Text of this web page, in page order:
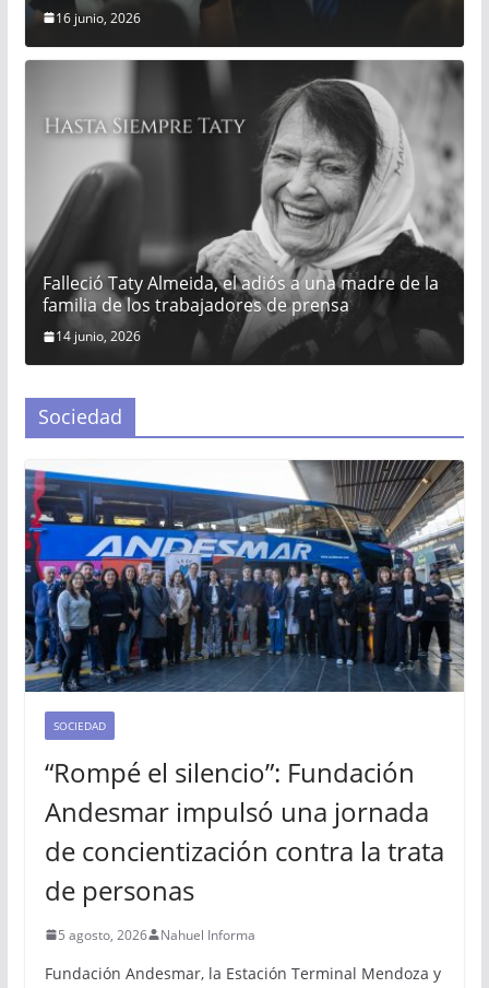
16 junio, 2026
Falleció Taty Almeida, el adiós a una madre de la
familia de los trabajadores de prensa
14 junio, 2026
Sociedad
SOCIEDAD
“Rompé el silencio”: Fundación
Andesmar impulsó una jornada
de concientización contra la trata
de personas
5 agosto, 2026 Nahuel Informa
Fundación Andesmar, la Estación Terminal Mendoza y